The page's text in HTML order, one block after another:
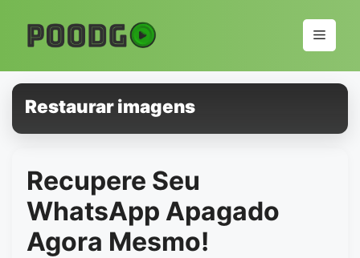
para
conteúdo
Menu
Restaurar imagens
Recupere Seu
WhatsApp Apagado
Agora Mesmo!